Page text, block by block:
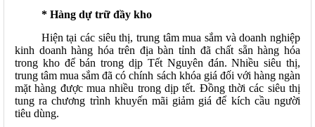
* Hàng dự trữ đầy kho
Hiện tại các siêu thị, trung tâm mua sắm và doanh nghiệp
kinh doanh hàng hóa trên địa bàn tỉnh đã chất sẵn hàng hóa
trong kho để bán trong dịp Tết Nguyên đán. Nhiều siêu thị,
trung tâm mua sắm đã có chính sách khóa giá đối với hàng ngàn
mặt hàng được mua nhiều trong dịp tết. Đồng thời các siêu thị
tung ra chương trình khuyến mãi giảm giá để kích cầu người
tiêu dùng.